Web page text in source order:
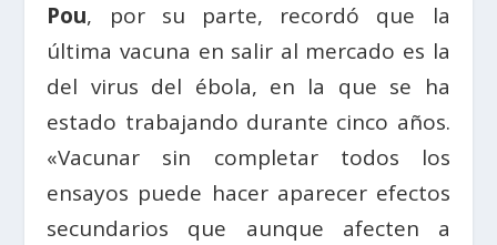
Pou, por su parte, recordó que la
última vacuna en salir al mercado es la
del virus del ébola, en la que se ha
estado trabajando durante cinco años.
«Vacunar sin completar todos los
ensayos puede hacer aparecer efectos
secundarios que aunque afecten a